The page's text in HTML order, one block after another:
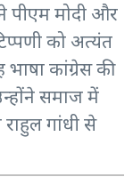
पीएम मोदी और
को अत्यंत
कांग्रेस की
समाज में
गांधी से